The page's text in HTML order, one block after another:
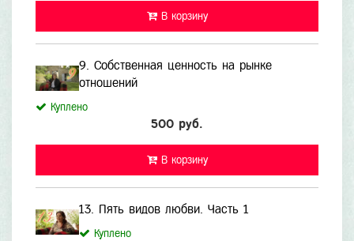
В корзину
9. Собственная ценность на рынке
отношений
Куплено
500 руб.
В корзину
13. Пять видов любви. Часть 1
Куплено